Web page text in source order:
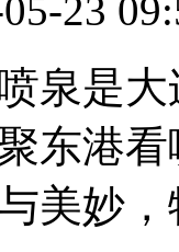
23
泉是
东港
美妙